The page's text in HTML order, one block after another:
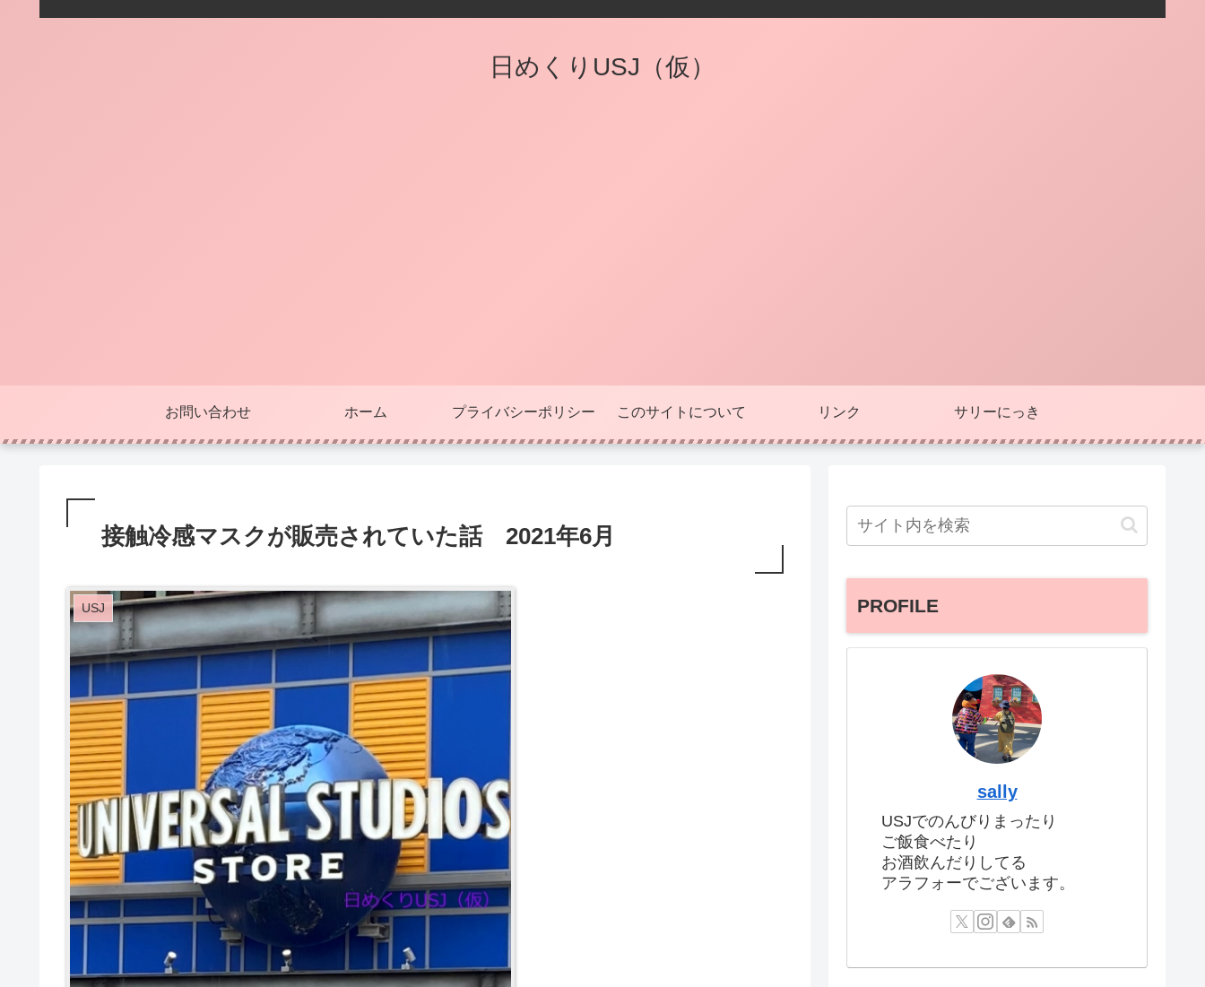
日めくりUSJ（仮）
お問い合わせ ホーム プライバシーポリシー このサイトについて リンク サリーにっき
接触冷感マスクが販売されていた話 2021年6月
USJ PROFILE
sally
USJでのんびりまったり
ご飯食べたり
お酒飲んだりしてる
アラフォーでございます。